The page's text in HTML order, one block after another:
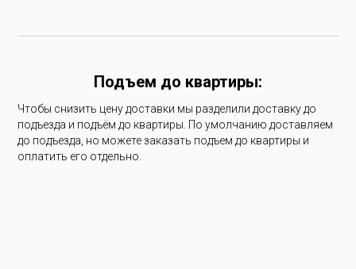
Подъем до квартиры:
Чтобы снизить цену доставки мы разделили доставку до
подъезда и подъём до квартиры. По умолчанию доставляем
до подъезда, но можете заказать подъем до квартиры и
оплатить его отдельно.